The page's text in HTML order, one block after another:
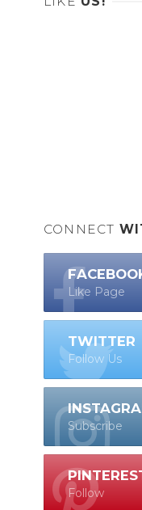
CONNECT
Like Page
TWITTER
Follow Us
Subscribe
Follow